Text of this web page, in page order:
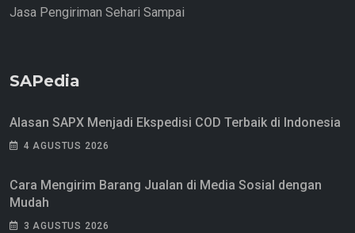
Jasa Pengiriman Sehari Sampai
SAPedia
Alasan SAPX Menjadi Ekspedisi COD Terbaik di Indonesia
4 AGUSTUS 2026
Cara Mengirim Barang Jualan di Media Sosial dengan
Mudah
3 AGUSTUS 2026